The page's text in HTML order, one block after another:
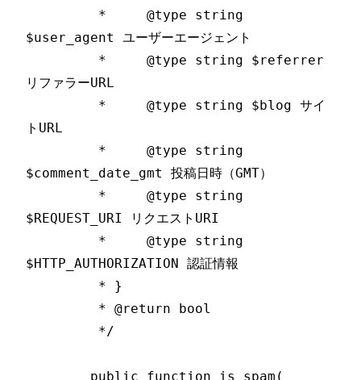
$user_agent ユーザーエージェント
リファラーURL
トURL
$comment_date_gmt 投稿日時（GMT）
$REQUEST_URI リクエストURI
$HTTP_AUTHORIZATION 認証情報